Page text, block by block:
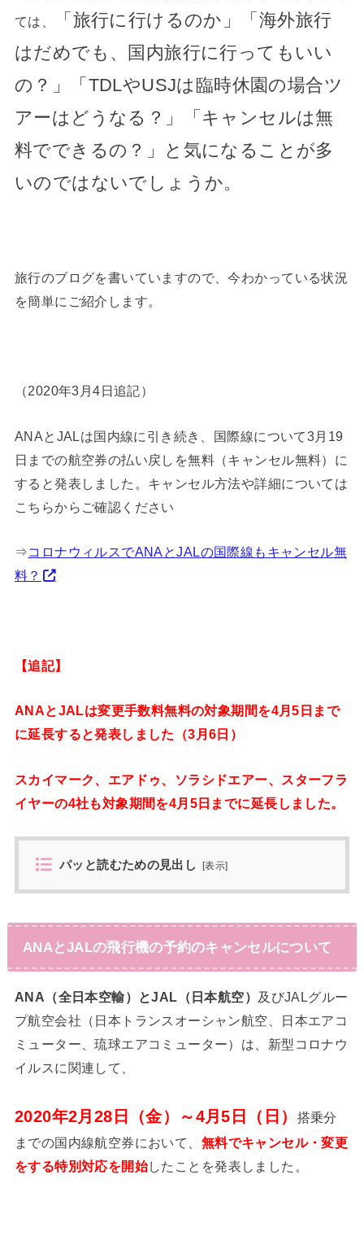
ては、
「旅行に行けるのか」「海外旅行
はだめでも、国内旅行に行ってもいい
の？」「TDLやUSJは臨時休園の場合ツ
アーはどうなる？」「キャンセルは無
料でできるの？」と気になることが多
いのではないでしょうか。
旅行のブログを書いていますので、今わかっている状況
を簡単にご紹介します。
（2020年3月4日追記）
ANAとJALは国内線に引き続き、国際線について3月19
日までの航空券の払い戻しを無料（キャンセル無料）に
すると発表しました。キャンセル方法や詳細については
こちらからご確認ください
⇒コロナウィルスでANAとJALの国際線もキャンセル無
料？
【追記】
ANAとJALは変更手数料無料の対象期間を4月5日まで
に延長すると発表しました（3月6日）
スカイマーク、エアドゥ、ソラシドエアー、スターフラ
イヤーの4社も対象期間を4月5日までに延長しました。
パッと読むための見出し [表示]
ANAとJALの飛行機の予約のキャンセルについて
ANA（全日本空輸）とJAL（日本航空）
及びJALグルー
プ航空会社（日本トランスオーシャン航空、日本エアコ
ミューター、琉球エアコミューター）は、新型コロナウ
イルスに関連して、
2020年2月28日（金）～4月5日（日）
搭乗分
までの国内線航空券において、 無料でキャンセル・変更
をする特別対応を開始したことを発表しました。